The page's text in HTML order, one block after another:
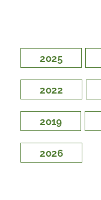
2025
2022
2019
2026